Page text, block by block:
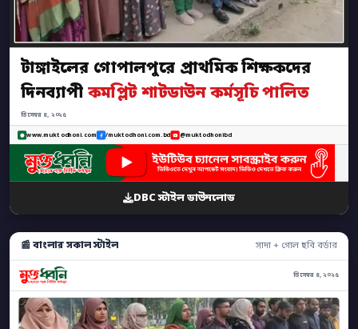
টাঙ্গাইলের গোপালপুরে প্রাথমিক শিক্ষকদের
দিনব্যাপী কমপ্লিট শাটডাউন কর্মসূচি পালিত
ডিসেম্বর ৪, ২০২৫
www.muktodhoni.com /muktodhoni.com.bd @muktodhonibd
DBC স্টাইল ডাউনলোড
📰 বাংলার সকাল স্টাইল সাদা + গোল ছবি বর্ডার
ডিসেম্বর ৪, ২০২৫